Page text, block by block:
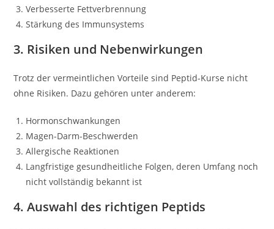
Verbesserte Fettverbrennung
Stärkung des Immunsystems
3. Risiken und Nebenwirkungen
Trotz der vermeintlichen Vorteile sind Peptid-Kurse nicht
ohne Risiken. Dazu gehören unter anderem:
Hormonschwankungen
Magen-Darm-Beschwerden
Allergische Reaktionen
Langfristige gesundheitliche Folgen, deren Umfang noch
nicht vollständig bekannt ist
4. Auswahl des richtigen Peptids